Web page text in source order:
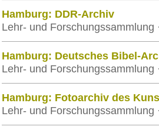
Hamburg: DDR-Archiv
Lehr- und Forschungssammlung
Hamburg: Deutsches Bibel-
Lehr- und Forschungssammlung
Hamburg: Fotoarchiv des
Lehr- und Forschungssammlung